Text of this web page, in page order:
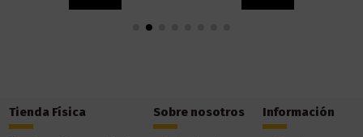
Tienda Física Sobre nosotros Información